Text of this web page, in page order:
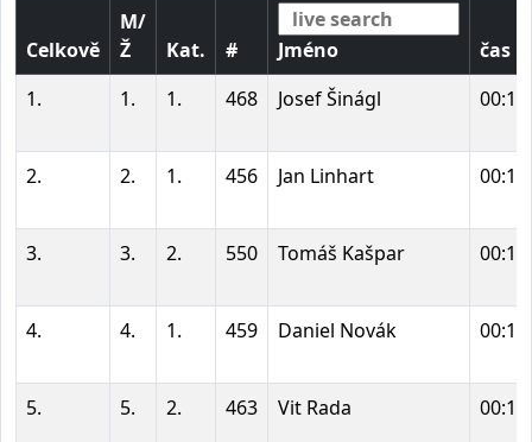
Celkově
M/
Ž
Kat. # Jméno
čas
1.
1. 1. 468 Josef Šinágl
2. 2. 1. 456 Jan Linhart
3. 3. 2. 550 Tomáš Kašpar
4. 4. 1. 459 Daniel Novák
5. 5. 2. 463 Vit Rada